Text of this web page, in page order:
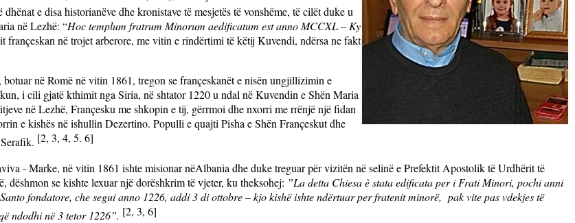
e disa historianëve dhe kronistave të mesjetës të vonshëme, të cilët duke u
në Lezhë: “Hoc templum fratrum Minorum aedificatum est anno MCCXL – Ky
në trojet arberore, me vitin e rindërtimi të këtij Kuvendi, ndërsa ne fakt
në Romë në vitin 1861, tregon se françeskanët e nisën ungjillizimin e
i cili gjatë kthimit nga Siria, në shtator 1220 u ndal në Kuvendin e Shën Maria
në Lezhë, Françesku me shkopin e tij, gërrmoi dhe nxorri me rrënjë një fidan
e kishës në ishullin Dezertino. Populli e quajti Pisha e Shën Françeskut dhe
[2, 3, 4, 5. 6]
- Marke, në vitin 1861 ishte misionar nëAlbania dhe duke treguar për vizitën në selinë e Prefektit Apostolik të Urdhërit të
dëshmon se kishte lexuar një dorëshkrim të vjeter, ku theksohej: ”La detta Chiesa è stata edificata per i Frati Minori, pochi anni
fondatore, che segui anno 1226, addi 3 di ottobre – kjo kishë ishte ndërtuar per fratenit minorë, pak vite pas vdekjes të
ndodhi në 3 tetor 1226”. [2, 3, 6]